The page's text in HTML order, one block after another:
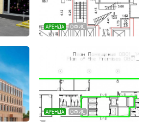
АРЕНДА ОФИС
АРЕНДА ОФИС